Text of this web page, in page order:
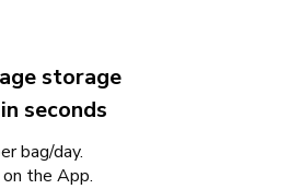
storage
seconds
bag/day.
on the App.